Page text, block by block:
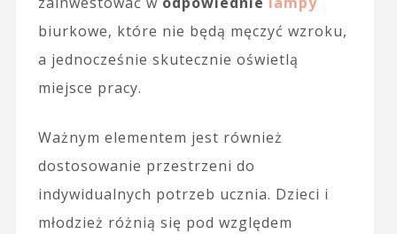
biurkowe, które nie będą męczyć wzroku,
a jednocześnie skutecznie oświetlą
miejsce pracy.
Ważnym elementem jest również
dostosowanie przestrzeni do
indywidualnych potrzeb ucznia. Dzieci i
młodzież różnią się pod względem